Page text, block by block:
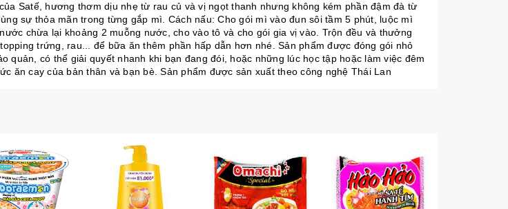
Satế, hương thơm dịu nhẹ từ rau củ và vị ngọt thanh nhưng không kém phần đậm đà từ
sự thỏa mãn trong từng gắp mì. Cách nấu: Cho gói mì vào đun sôi tầm 5 phút, luộc mì
chừa lại khoảng 2 muỗng nước, cho vào tô và cho gói gia vị vào. Trộn đều và thưởng
trứng, rau... để bữa ăn thêm phần hấp dẫn hơn nhé. Sản phẩm được đóng gói nhỏ
quản, có thể giải quyết nhanh khi bạn đang đói, hoặc những lúc học tập hoặc làm việc đêm
ăn cay của bản thân và bạn bè. Sản phẩm được sản xuất theo công nghệ Thái Lan